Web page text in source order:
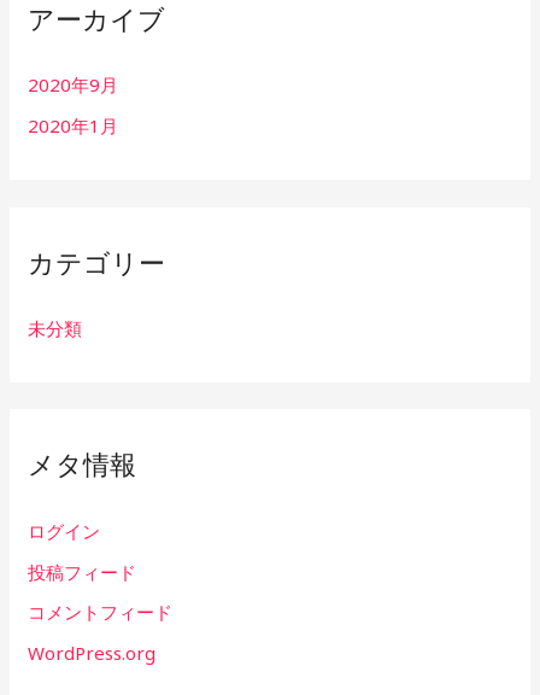
アーカイブ
2020年9月
2020年1月
カテゴリー
未分類
メタ情報
ログイン
投稿フィード
コメントフィード
WordPress.org